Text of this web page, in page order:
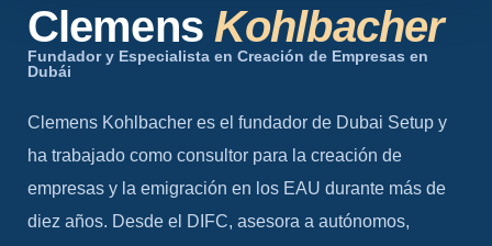
Clemens Kohlbacher
Fundador y Especialista en Creación de Empresas en
Dubái
Clemens Kohlbacher es el fundador de Dubai Setup y
ha trabajado como consultor para la creación de
empresas y la emigración en los EAU durante más de
diez años. Desde el DIFC, asesora a autónomos,